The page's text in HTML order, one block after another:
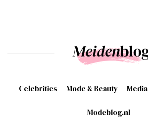
Celebrities Mode & Beauty Media
Modeblog.nl